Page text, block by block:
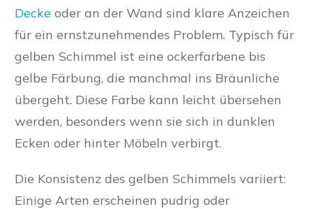
Decke oder an der Wand sind klare Anzeichen
für ein ernstzunehmendes Problem. Typisch für
gelben Schimmel ist eine ockerfarbene bis
gelbe Färbung, die manchmal ins Bräunliche
übergeht. Diese Farbe kann leicht übersehen
werden, besonders wenn sie sich in dunklen
Ecken oder hinter Möbeln verbirgt.
Die Konsistenz des gelben Schimmels variiert:
Einige Arten erscheinen pudrig oder